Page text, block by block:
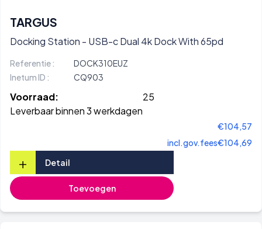
TARGUS
Docking Station - USB-c Dual 4k Dock With 65pd
Referentie :
DOCK310EUZ
Inetum ID :
CQ903
Voorraad:
25
Leverbaar binnen 3 werkdagen
€104,57
incl.gov.fees€104,69
+ Detail
Toevoegen